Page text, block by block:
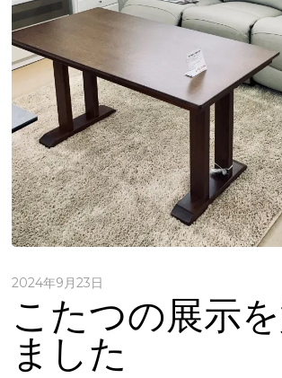
2024年9月23日
こたつの展示
ました